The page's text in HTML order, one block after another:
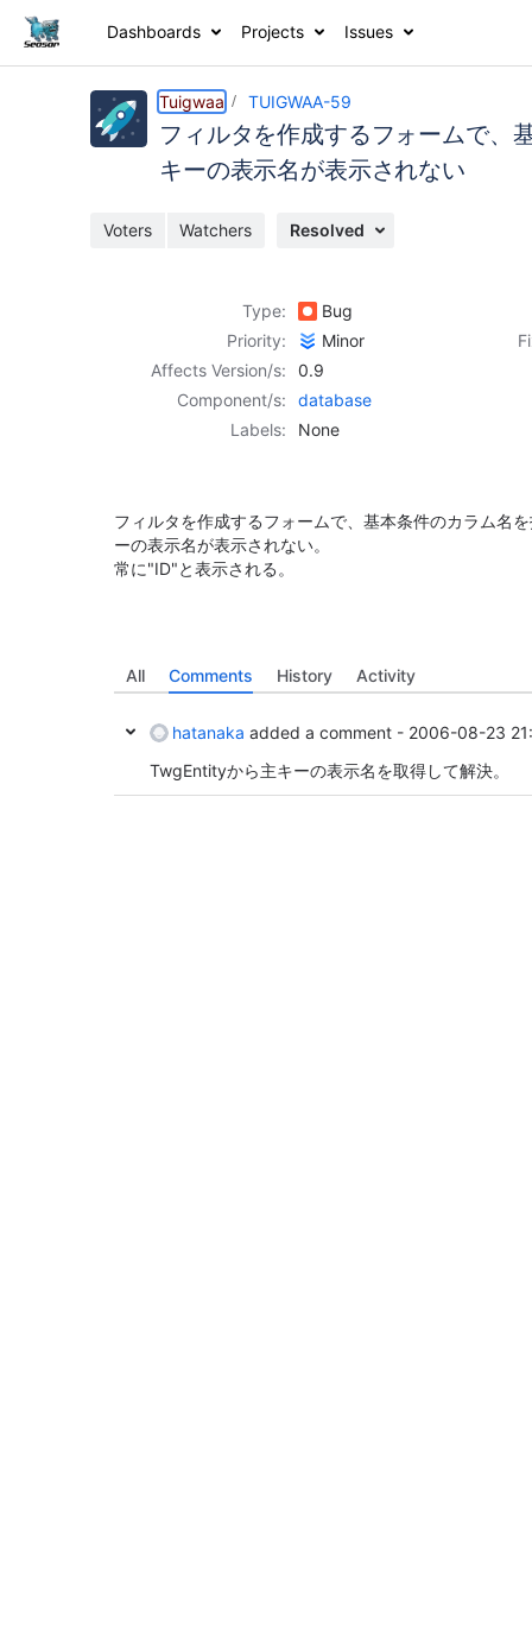
Dashboards Projects Issues
Tuigwaa TUIGWAA-59
フィルタを作成するフォームで、
キーの表示名が表示されない
Voters Watchers Resolved
Type:
Bug
Priority:
Minor
Affects Version/s:
0.9
Component/s:
database
Labels:
None
フィルタを作成するフォームで、基本条件のカラム名
ーの表示名が表示されない。
常に"ID"と表示される。
All Comments History Activity
hatanaka added a comment - 2006-08-23
TwgEntityから主キーの表示名を取得して解決。